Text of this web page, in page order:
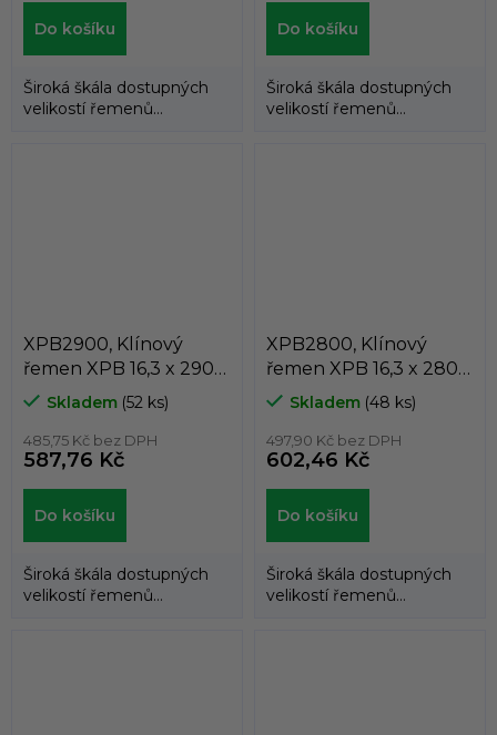
Do košíku
Široká škála dostupných
velikostí řemenů
Do košíku
Široká škála dostupných
velikostí řemenů
XPB2900, Klínový
řemen XPB 16,3 x 2900
Lw, 2922 La, Dunlop
White Flash
Skladem (52 ks)
485,75 Kč bez DPH
587,76 Kč
Do košíku
Široká škála dostupných
velikostí řemenů
XPB2800, Klínový
řemen XPB 16,3 x 2800
Lw, 2822 La, Dunlop
White Flash
Skladem (48 ks)
497,90 Kč bez DPH
602,46 Kč
Do košíku
Široká škála dostupných
velikostí řemenů